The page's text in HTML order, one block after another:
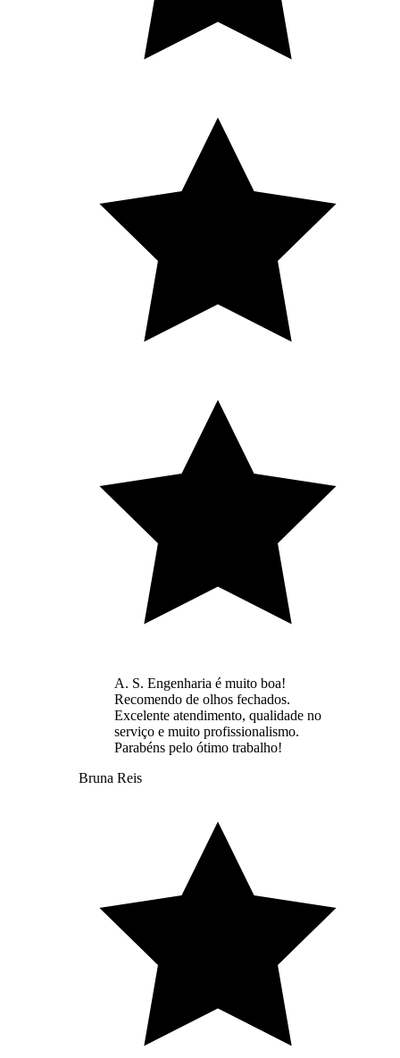
A. S. Engenharia é muito boa!
Recomendo de olhos fechados.
Excelente atendimento, qualidade no
serviço e muito profissionalismo.
Parabéns pelo ótimo trabalho!
Bruna Reis